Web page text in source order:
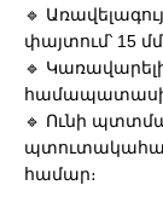
🔹
փայտում՝ 15
🔹
🔹 Ունի
համար։